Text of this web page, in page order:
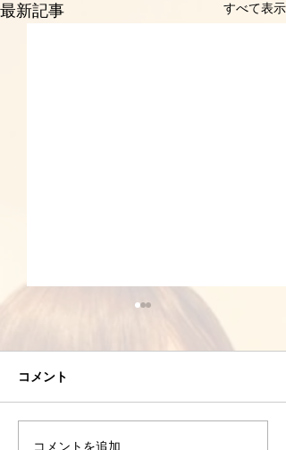
最新記事 すべて表示
コメント
コメントを追加…